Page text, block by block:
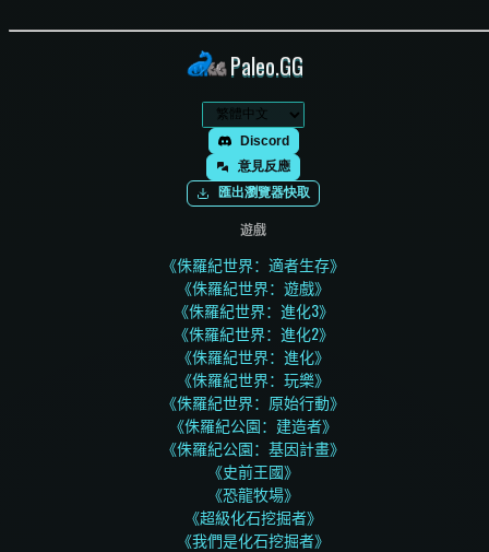
Paleo.GG
Discord
意見反應
匯出瀏覽器快取
遊戲
《侏羅紀世界：適者生存》
《侏羅紀世界：遊戲》
《侏羅紀世界：進化3》
《侏羅紀世界：進化2》
《侏羅紀世界：進化》
《侏羅紀世界：玩樂》
《侏羅紀世界：原始行動》
《侏羅紀公園：建造者》
《侏羅紀公園：基因計畫》
《史前王國》
《恐龍牧場》
《超級化石挖掘者》
《我們是化石挖掘者》